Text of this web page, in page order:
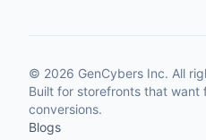
© 2026 GenCybers Inc. All
Built for storefronts that want
conversions.
Blogs